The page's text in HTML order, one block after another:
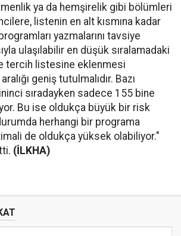
ya da hemşirelik gibi bölümleri
listenin en alt kısmına kadar
yazmalarını tavsiye
ulaşılabilir en düşük sıralamadaki
tercih listesine eklenmesi
geniş tutulmalıdır. Bazı
sıradayken sadece 155 bine
Bu ise oldukça büyük bir risk
herhangi bir programa
de oldukça yüksek olabiliyor."
(İLKHA)